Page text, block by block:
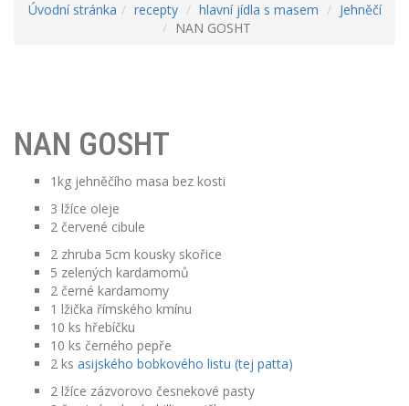
Úvodní stránka recepty hlavní jídla s masem
Jehněčí
NAN GOSHT
NAN GOSHT
1kg jehněčího masa bez kosti
3 lžíce oleje
2 červené cibule
2 zhruba 5cm kousky skořice
5 zelených kardamomů
2 černé kardamomy
1 lžička římského kmínu
10 ks hřebíčku
10 ks černého pepře
2 ks asijského bobkového listu (tej patta)
2 lžíce zázvorovo česnekové pasty